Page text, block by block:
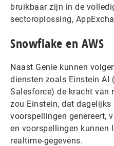
bruikbaar zijn in de
sectoroplossing,
Snowflake en AWS
Naast Genie kunnen
diensten zoals Einstein AI
Salesforce) de kracht van
zou Einstein, dat
voorspellingen genereert,
en voorspellingen kunnen
realtime-gegevens.